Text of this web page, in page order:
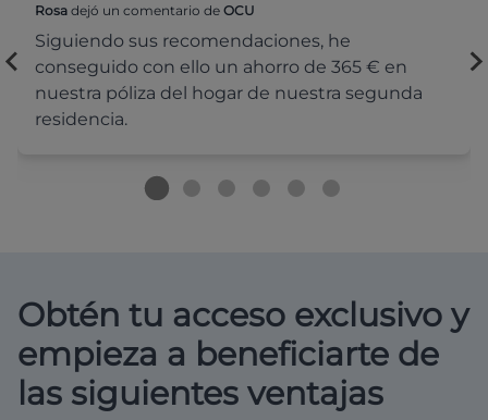
Rosa dejó un comentario de OCU
Siguiendo sus recomendaciones, he
conseguido con ello un ahorro de 365 € en
nuestra póliza del hogar de nuestra segunda
residencia.
Obtén tu acceso exclusivo y
empieza a beneficiarte de
las siguientes ventajas